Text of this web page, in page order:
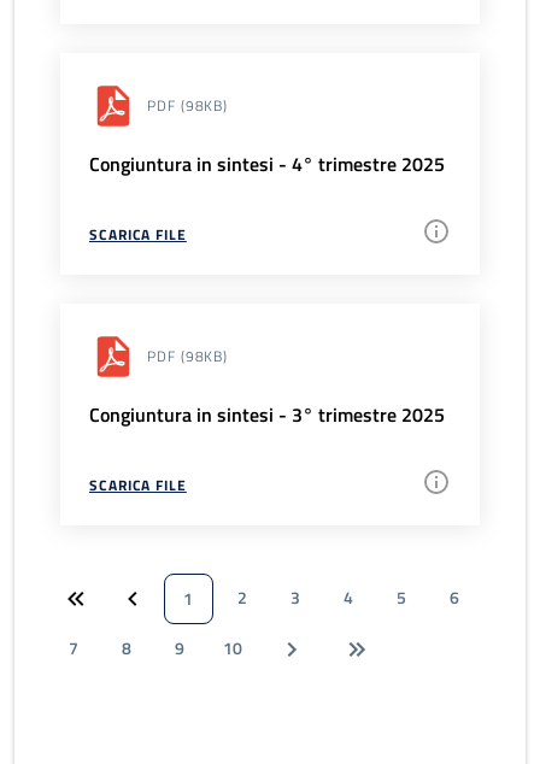
PDF (98KB)
Congiuntura in sintesi - 4° trimestre 2025
SCARICA FILE
PDF (98KB)
Congiuntura in sintesi - 3° trimestre 2025
SCARICA FILE
1 2 3 4 5
6
7
8 9 10